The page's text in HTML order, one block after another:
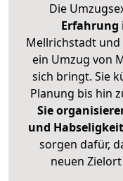
Die
Erfahrung
Mellrichstadt
ein Umzug von
sich bringt. Sie
Planung bis hin
Sie
und
sorgen dafür,
neuen